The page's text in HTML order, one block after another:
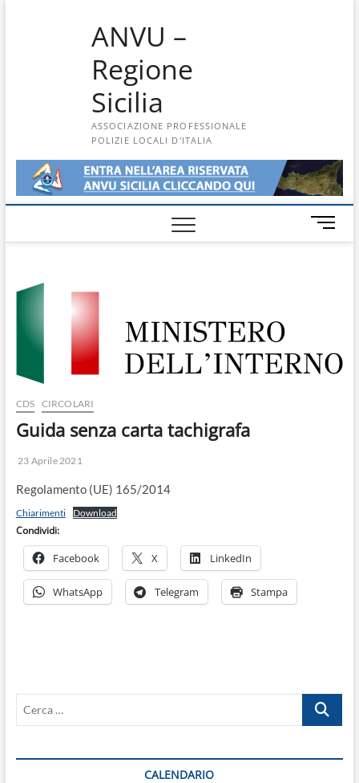
ANVU –
Regione
Sicilia
ASSOCIAZIONE PROFESSIONALE
POLIZIE LOCALI D'ITALIA
M
e
o
CDS CIRCOLARI
Guida senza carta tachigrafa
23 Aprile 2021
Regolamento (UE) 165/2014
Chiarimenti Download
Condividi:
Facebook X LinkedIn
WhatsApp Telegram Stampa
Cerca
CALENDARIO